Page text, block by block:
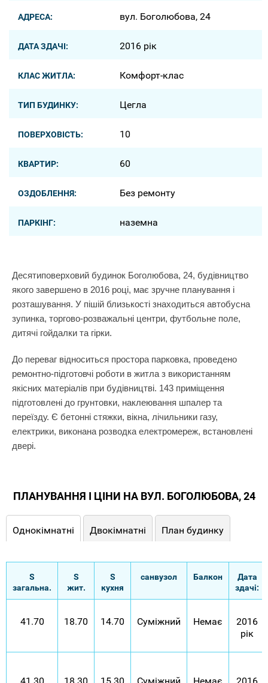
АДРЕСА: вул. Боголюбова, 24
ДАТА ЗДАЧІ: 2016 рік
КЛАС ЖИТЛА: Комфорт-клас
ТИП БУДИНКУ: Цегла
ПОВЕРХОВІСТЬ: 10
КВАРТИР: 60
ОЗДОБЛЕННЯ: Без ремонту
ПАРКІНГ: наземна
Десятиповерховий будинок Боголюбова, 24, будівництво
якого завершено в 2016 році, має зручне планування і
розташування. У пішій близькості знаходиться автобусна
зупинка, торгово-розважальні центри, футбольне поле,
дитячі гойдалки та гірки.
До переваг відноситься простора парковка, проведено
ремонтно-підготовчі роботи в житла з використанням
якісних матеріалів при будівництві. 143 приміщення
підготовлені до грунтовки, наклеювання шпалер та
переїзду. Є бетонні стяжки, вікна, лічильники газу,
електрики, виконана розводка електромереж, встановлені
двері.
ПЛАНУВАННЯ І ЦІНИ НА ВУЛ. БОГОЛЮБОВА, 24
Однокімнатні Двокімнатні План будинку
S
загальна.
S
жит.
S
кухня
санвузол Балкон
Дата
здачі:
41.70 18.70 14.70 Суміжний Немає
2016
рік
41.30 18.30 15.30 Суміжний Немає 2016